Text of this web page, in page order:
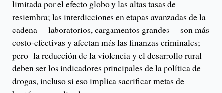
limitada por el efecto globo y las altas tasas de
resiembra; las interdicciones en etapas avanzadas de la
cadena —laboratorios, cargamentos grandes— son más
costo-efectivas y afectan más las finanzas criminales;
pero la reducción de la violencia y el desarrollo rural
deben ser los indicadores principales de la política de
drogas, incluso si eso implica sacrificar metas de